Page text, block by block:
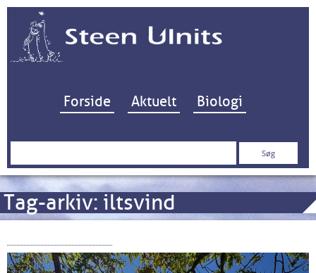
Hop til indhold
Forside Aktuelt Biologi
Søg
Tag-arkiv: iltsvind